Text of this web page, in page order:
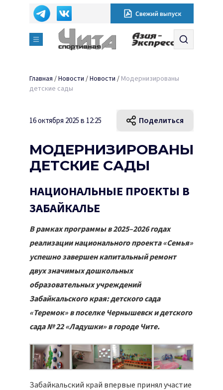
Главная /Новости /Новости / Модернизированы
детские сады
16 октября 2025 в 12:25 Поделиться
МОДЕРНИЗИРОВАНЫ
ДЕТСКИЕ САДЫ
НАЦИОНАЛЬНЫЕ ПРОЕКТЫ В
ЗАБАЙКАЛЬЕ
В рамках программы в 2025–2026 годах
реализации национального проекта «Семья»
успешно завершен капитальный ремонт
двух значимых дошкольных
образовательных учреждений
Забайкальского края: детского сада
«Теремок» в поселке Чернышевск и детского
сада № 22 «Ладушки» в городе Чите.
Забайкальский край впервые принял участие